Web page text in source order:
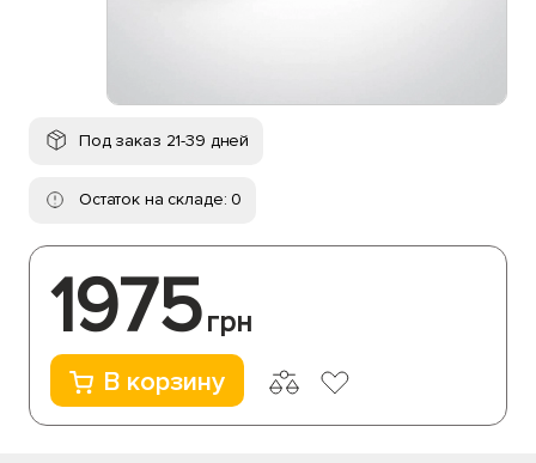
Под заказ 21-39 дней
Остаток на складе: 0
1975грн
В корзину